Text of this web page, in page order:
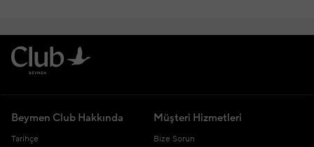
Beymen Club Hakkında
Tarihçe
Müşteri Hizmetleri
Bize Sorun